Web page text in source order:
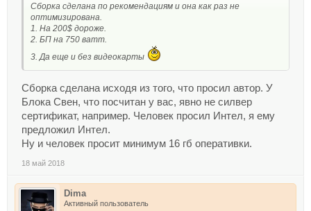
Сборка сделана по рекомендациям и она как раз не
оптимизирована.
1. На 200$ дороже.
2. БП на 750 ватт.
3. Да еще и без видеокарты
Сборка сделана исходя из того, что просил автор. У
Блока Свен, что посчитан у вас, явно не силвер
сертификат, например. Человек просил Интел, я ему
предложил Интел.
Ну и человек просит минимум 16 гб оперативки.
18 май 2018
Dima
Активный пользователь